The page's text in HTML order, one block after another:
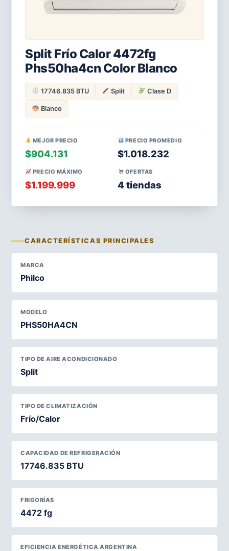
Split Frío Calor 4472fg
Phs50ha4cn Color Blanco
17746.835 BTU Split Clase D
Blanco
MEJOR PRECIO
$904.131
PRECIO PROMEDIO
$1.018.232
PRECIO MÁXIMO
$1.199.999
OFERTAS
4 tiendas
CARACTERÍSTICAS PRINCIPALES
MARCA
Philco
MODELO
PHS50HA4CN
TIPO DE AIRE ACONDICIONADO
Split
TIPO DE CLIMATIZACIÓN
Frío/Calor
CAPACIDAD DE REFRIGERACIÓN
17746.835 BTU
FRIGORÍAS
4472 fg
EFICIENCIA ENERGÉTICA ARGENTINA